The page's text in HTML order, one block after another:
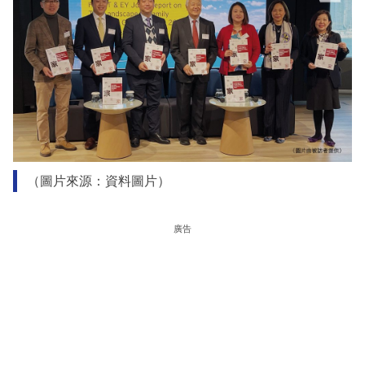
（圖片來源：資料圖片）
廣告